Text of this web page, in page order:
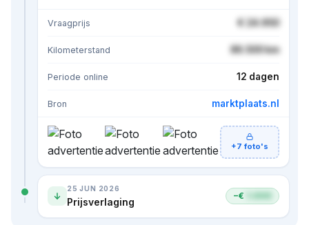
Vraagprijs € 24.950
Kilometerstand 86.500 km
Periode online 12 dagen
Bron marktplaats.nl
+7 foto's
25 JUN 2026
Prijsverlaging −€